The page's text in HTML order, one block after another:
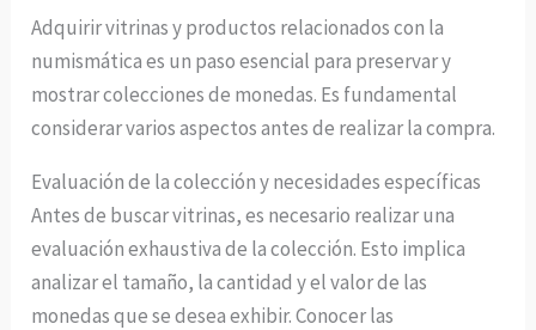
Adquirir vitrinas y productos relacionados con la
numismática es un paso esencial para preservar y
mostrar colecciones de monedas. Es fundamental
considerar varios aspectos antes de realizar la compra.
Evaluación de la colección y necesidades específicas
Antes de buscar vitrinas, es necesario realizar una
evaluación exhaustiva de la colección. Esto implica
analizar el tamaño, la cantidad y el valor de las
monedas que se desea exhibir. Conocer las